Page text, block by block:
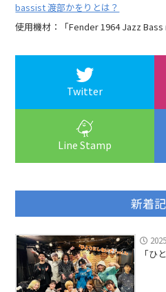
bassist 渡部かをりとは？
使用機材：「Fender 1964 Jazz Bass
Twitter
Line Stamp
新着
「ひ